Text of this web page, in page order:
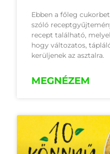
Ebben a főleg
szóló
recept található,
hogy változatos,
kerüljenek az asztalra.
MEGNÉZEM